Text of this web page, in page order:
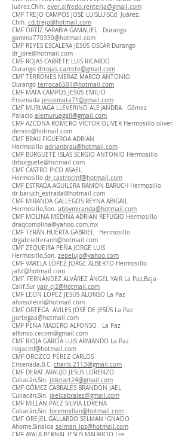
Juárez,Chih. ever.alfredo.renteria@gmail.com
CMF TREJO CAMPOS JOSÉ LUISLUISCd. Juárez,
Chih. cd.trejo@hotmail.com
CMF ORTÍZ SARABIA GAMALIEL Durango
gamma770330@hotmail.com
CMF REYES ESCALERA JESÚS OSCAR Durango
dr_jore@hotmail.com
CMF ROJAS CARRETE LUIS RICARDO
Durango drrojas.carrete@gmail.com
CMF TERRONES MERAZ MARCO ANTONIO
Durango terroca6501@hotmail.com
CMF MATA CAMPOS JESÚS EMILIO
Ensenada jesusmata71@gmail.com
CMF MURUAGA LLEVERINO ALEJANDRA Gómez
Palacio alemuruagall@gmail.com
CMF AZCONA ROMERO VÍCTOR OLIVER Hermosillo oliver-
dennis@hotmail.com
CMF BRAU FIGUEROA ADRIÁN
Hermosillo adrianbrau@hotmail.com
CMF BURGUETE ISLAS SERGIO ANTONIO Hermosillo
drburguete@hotmail.com
CMF CASTRO PICO ASAEL
Hermosillo dr_castrocmf@hotmail.com
CMF ESTRADA AGUILERA RAMÓN BARUCH Hermosillo
dr.baruch_estrada@hotmail.com
CMF MIRANDA GALLEGOS REYNA ABIGAIL
Hermosillo,Son. abbymiranda@hotmail.com
CMF MOLINA MEDINA ADRIÁN REFUGIO Hermosillo
draqcomolina@yahoo.com.mx
CMF TERÁN HUERTA GABRIEL Hermosillo
drgabrielteranh@hotmail.com
CMF ZEQUEIRA PEÑA JORGE LUIS
Hermosillo,Son. zepelujo@yahoo.com
CMF VARELA LÓPEZ JORGE ALBERTO Hermosillo
jafvl@hotmail.com
CMF. FERNÁNDEZ ALVÁREZ ÁNGEL YAIR La Paz,Baja
Calif.Sur yair_cj2@hotmail.com
CMF LEÓN LÓPEZ JESÚS ALONSO La Paz
alonsoleon@hotmail.com
CMF ORTEGA AVILES JOSÉ DE JESÚS La Paz
jjortegaa@hotmail.com
CMF PEÑA MADERO ALFONSO La Paz
alfonso.cecom@gmail.com
CMF RIOJA GARCÍA LUIS ARMANDO La Paz
riojacmf@hotmail.com
CMF OROZCO PÉREZ CARLOS
Ensenada,B.C. charls.2113@gmail.com
CMF DERAT ARAUJO JESÚS LORENZO
Culiacán,Sin. jlderart24@gmail.com
CMF GÓMEZ CABRALES BRANDON JAEL
Culiacán,Sin. jaelcabrales@gmail.com
CMF MILLÁN PAEZ SILVIA LORENA
Culiacán,Sin. lorenmillan@hotmail.com
CMF OREJEL GALLARDO SELMAN IGNACIO
Ahome,Sinaloa selman_lps@hotmail.com